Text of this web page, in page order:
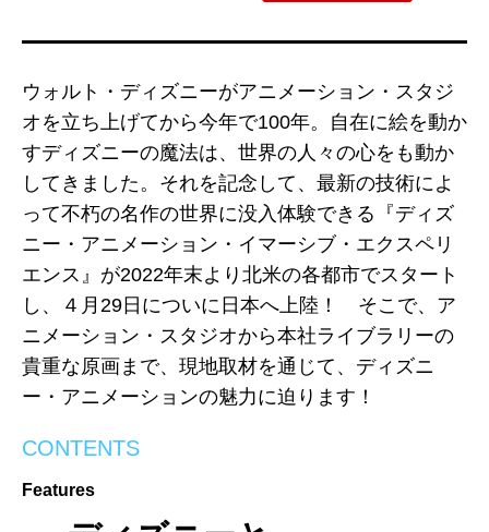
ウォルト・ディズニーがアニメーション・スタジ
オを立ち上げてから今年で100年。自在に絵を動か
すディズニーの魔法は、世界の人々の心をも動か
してきました。それを記念して、最新の技術によ
って不朽の名作の世界に没入体験できる『ディズ
ニー・アニメーション・イマーシブ・エクスペリ
エンス』が2022年末より北米の各都市でスタート
し、４月29日についに日本へ上陸！ そこで、ア
ニメーション・スタジオから本社ライブラリーの
貴重な原画まで、現地取材を通じて、ディズニ
ー・アニメーションの魅力に迫ります！
CONTENTS
Features